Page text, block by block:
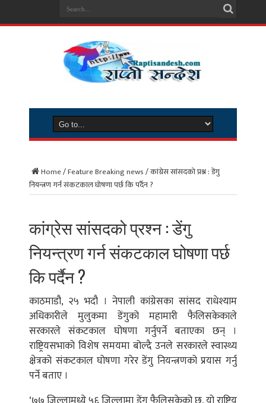
Home/Feature Breaking news/कांग्रेस सांसदको प्रश्न : डेंगु
नियन्त्रण गर्न संकटकाल घोषणा पर्छ कि पर्दैन ?
कांग्रेस सांसदको प्रश्न : डेंगु
नियन्त्रण गर्न संकटकाल घोषणा पर्छ
कि पर्दैन ?
काठमाडौ, २५ भदौ । नेपाली कांग्रेसका सांसद राधेश्याम
अधिकारीले मुलुकमा डेंगुको महामारी फैलिसकेकाले
सरकारले संकटकाल घोषणा गर्नुपर्ने बताएका छन् ।
राष्ट्रियसभाको विशेष समयमा बोल्दै उनले सरकारले स्वास्थ्य
क्षेत्रको संकटकाल घोषणा गरेर डेंगु नियन्त्रणको प्रयास गर्नु
पर्ने बताए ।